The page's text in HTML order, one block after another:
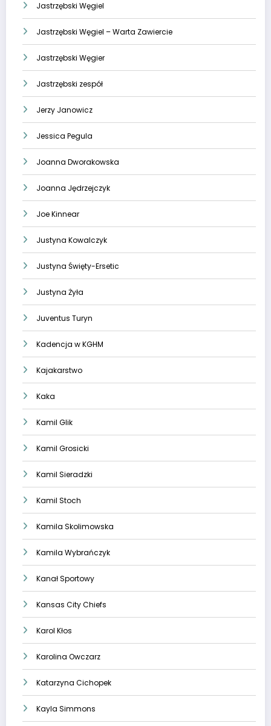
Jastrzębski Węgiel
Jastrzębski Węgiel – Warta Zawiercie
Jastrzębski Węgier
Jastrzębski zespół
Jerzy Janowicz
Jessica Pegula
Joanna Dworakowska
Joanna Jędrzejczyk
Joe Kinnear
Justyna Kowalczyk
Justyna Święty-Ersetic
Justyna Żyła
Juventus Turyn
Kadencja w KGHM
Kajakarstwo
Kaka
Kamil Glik
Kamil Grosicki
Kamil Sieradzki
Kamil Stoch
Kamila Skolimowska
Kamila Wybrańczyk
Kanał Sportowy
Kansas City Chiefs
Karol Kłos
Karolina Owczarz
Katarzyna Cichopek
Kayla Simmons